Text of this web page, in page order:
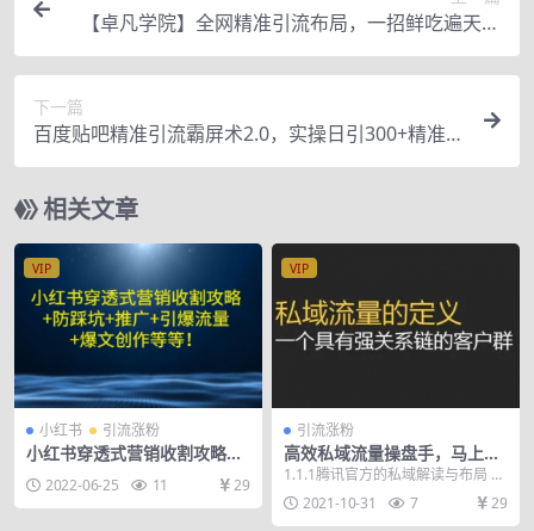
【卓凡学院】全网精准引流布局，一招鲜吃遍天的
精准被动引流
下一篇
百度贴吧精准引流霸屏术2.0，实操日引300+精准粉
全过程
相关文章
VIP
小红书 引流涨粉
小红书穿透式营销收割攻略
创作等等！
2022-06-25 11 29
VIP
引流涨粉
高效私域流量操盘手，马上学
马上落地
1.1.1腾讯官方的私域解读与布局 1.
1.2用私域做业务增长的5个关键KPI
... 2021-10-31 7 29